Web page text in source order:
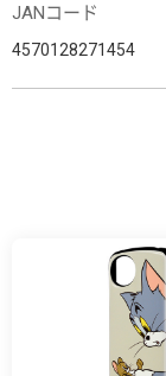
JANコード
4570128271454